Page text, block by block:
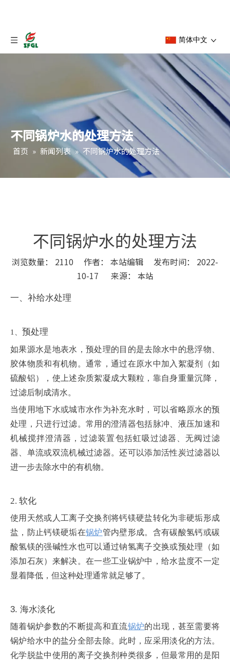
简体中文
不同锅炉水的处理方法
首页 » 新闻列表 » 不同锅炉水的处理方法
不同锅炉水的处理方法
浏览数量： 2110 作者： 本站编辑 发布时间： 2022-
10-17 来源： 本站
["wechat","weibo","qzone","douban","email"]
一、补给水处理
1 预处理
如果源水是地表水，预处理的目的是去除水中的悬浮物、
胶体物质和有机物。通常，通过在原水中加入絮凝剂（如
硫酸铝），使上述杂质絮凝成大颗粒，靠自身重量沉降，
过滤后制成清水。
当使用地下水或城市水作为补充水时，可以省略原水的预
处理，只进行过滤。常用的澄清器包括脉冲、液压加速和
机械搅拌澄清器，过滤装置包括虹吸过滤器、无阀过滤
器、单流或双流机械过滤器。还可以添加活性炭过滤器以
进一步去除水中的有机物。
2. 软化
使用天然或人工离子交换剂将钙镁硬盐转化为非硬垢形成
盐，防止钙镁硬垢在锅炉管内壁形成。含有碳酸氢钙或碳
酸氢镁的强碱性水也可以通过钠氢离子交换或预处理（如
添加石灰）来解决。在一些工业锅炉中，给水盐度不一定
显着降低，但这种处理通常就足够了。
3. 海水淡化
随着锅炉参数的不断提高和直流锅炉的出现，甚至需要将
锅炉给水中的盐分全部去除。此时，应采用淡化的方法。
化学脱盐中使用的离子交换剂种类很多，但最常用的是阳